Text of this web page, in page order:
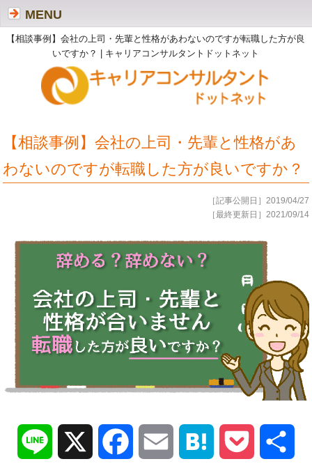
【相談事例】会社の上司・先輩と性格があわないのですが転職した方が良
いですか？ | キャリアコンサルタントドットネット
MENU
【相談事例】会社の上司・先輩と性格があ
わないのですが転職した方が良いですか？
［記事公開日］2019/04/27
［最終更新日］2021/09/14
Line Facebook Email Hatena Pocket